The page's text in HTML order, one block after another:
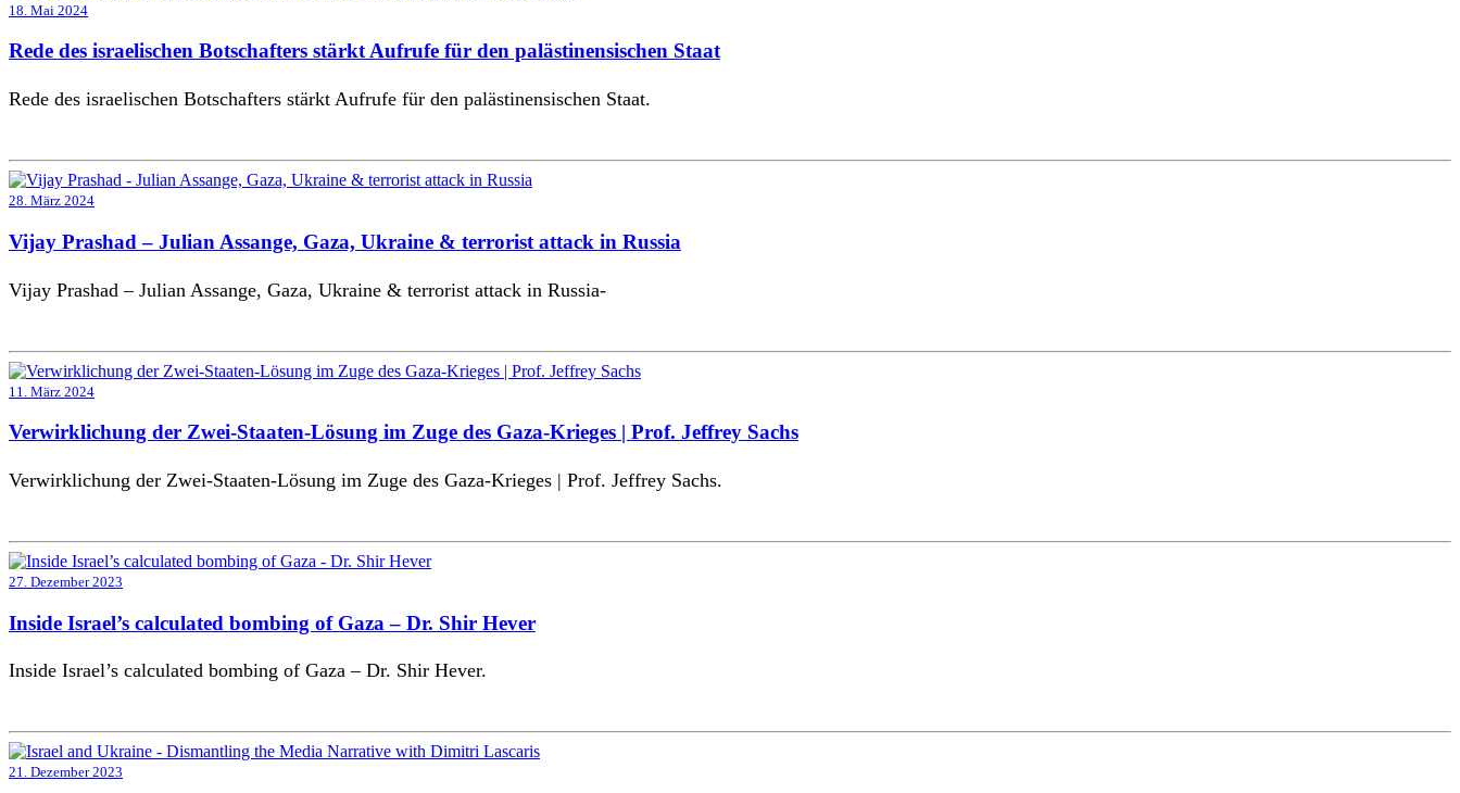
18. Mai 2024
Rede des israelischen Botschafters stärkt Aufrufe für den palästinensischen Staat
Rede des israelischen Botschafters stärkt Aufrufe für den palästinensischen Staat.
28. März 2024
Vijay Prashad – Julian Assange, Gaza, Ukraine & terrorist attack in Russia
Vijay Prashad – Julian Assange, Gaza, Ukraine & terrorist attack in Russia-
11. März 2024
Verwirklichung der Zwei-Staaten-Lösung im Zuge des Gaza-Krieges | Prof. Jeffrey Sachs
Verwirklichung der Zwei-Staaten-Lösung im Zuge des Gaza-Krieges | Prof. Jeffrey Sachs.
27. Dezember 2023
Inside Israel’s calculated bombing of Gaza – Dr. Shir Hever
Inside Israel’s calculated bombing of Gaza – Dr. Shir Hever.
21. Dezember 2023